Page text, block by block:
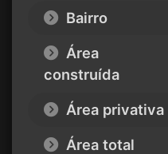
Bairro
Área
construída
Área privativa
Área total